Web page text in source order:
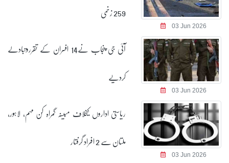
03 Jun 2026
259 زخمی
03 Jun 2026
آئی جی پنجاب نے14 افسران کے تقرروتبادلے
کردیے
03 Jun 2026
ریاستی اداروں کیخلاف مبینہ گمراہ کن مہم، لاہور،
ملتان سے 2 افراد گرفتار